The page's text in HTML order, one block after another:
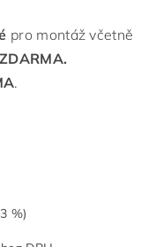
pro montáž včetně
ZDARMA.
.
%)